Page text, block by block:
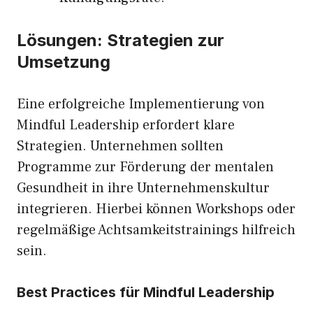
Lösungen: Strategien zur
Umsetzung
Eine erfolgreiche Implementierung von
Mindful Leadership erfordert klare
Strategien. Unternehmen sollten
Programme zur Förderung der mentalen
Gesundheit in ihre Unternehmenskultur
integrieren. Hierbei können Workshops oder
regelmäßige Achtsamkeitstrainings hilfreich
sein.
Best Practices für Mindful Leadership